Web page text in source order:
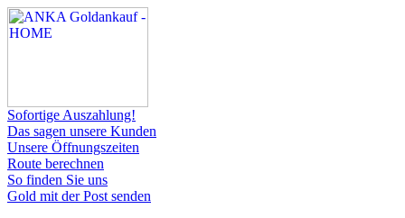
Sofortige Auszahlung!
Das sagen unsere Kunden
Unsere Öffnungszeiten
Route berechnen
So finden Sie uns
Gold mit der Post senden